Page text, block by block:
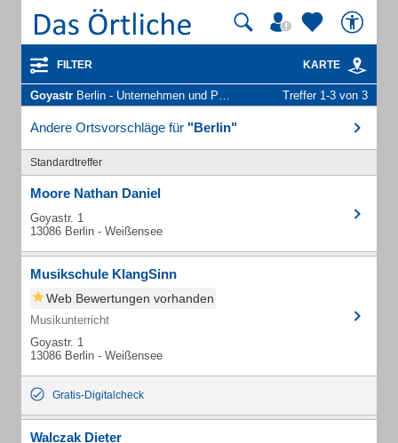
FILTER KARTE
Goyastr Berlin - Unternehmen und Personen Treffer 1-3 von 3
Andere Ortsvorschläge für "Berlin"
Standardtreffer
Moore Nathan Daniel
Goyastr. 1
13086 Berlin - Weißensee
Musikschule KlangSinn
Web Bewertungen vorhanden
Musikunterricht
Goyastr. 1
13086 Berlin - Weißensee
Gratis-Digitalcheck
Walczak Dieter